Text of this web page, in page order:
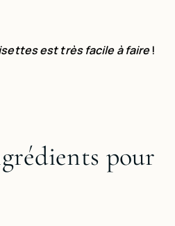
est très facile à faire!
pour